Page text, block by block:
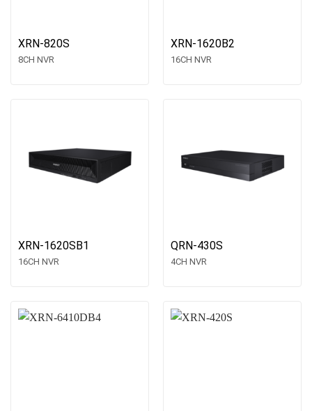
XRN-820S
8CH NVR
XRN-1620B2
16CH NVR
XRN-1620SB1
16CH NVR
QRN-430S
4CH NVR